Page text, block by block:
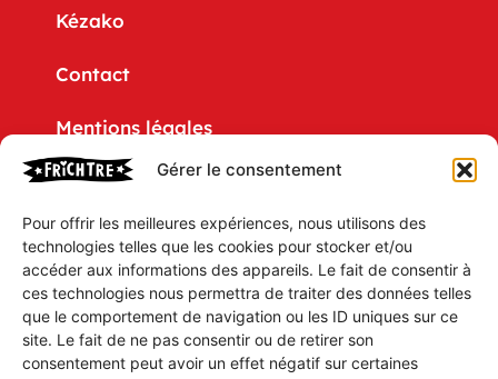
Gérer le consentement
Pour offrir les meilleures expériences, nous utilisons des
technologies telles que les cookies pour stocker et/ou
accéder aux informations des appareils. Le fait de consentir à
ces technologies nous permettra de traiter des données telles
que le comportement de navigation ou les ID uniques sur ce
site. Le fait de ne pas consentir ou de retirer son
consentement peut avoir un effet négatif sur certaines
Kézako
Contact
Mentions légales
Politique de confidentialité
CGV
Mon compte
Mon Panier